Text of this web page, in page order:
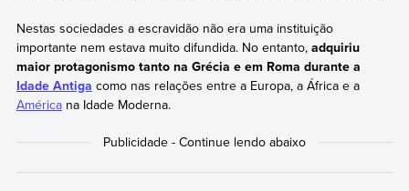
Nestas sociedades a escravidão não era uma instituição
importante nem estava muito difundida. No entanto, adquiriu
maior protagonismo tanto na Grécia e em Roma durante a
Idade Antiga como nas relações entre a Europa, a África e a
Américana Idade Moderna.